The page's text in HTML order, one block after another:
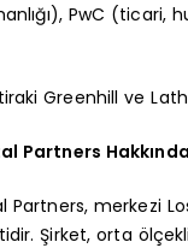
PwC (ticari,
Greenhill ve
Partners Hakkında
merkezi
Şirket, orta